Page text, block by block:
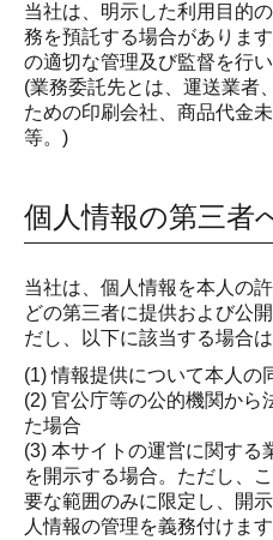
当社は、明示した利用目的
務を預託する場合がありま
の適切な管理及び監督を行い
(業務委託先とは、運送業者
ための印刷会社、商品代金
等。)
個人情報の第三者
当社は、個人情報を本人の
どの第三者に提供および公
だし、以下に該当する場合
(1) 情報提供について本人の
(2) 官公庁等の公的機関から
た場合
(3) 本サイトの運営に関する
を開示する場合。ただし、
要な範囲のみに限定し、開
人情報の管理を義務付けます